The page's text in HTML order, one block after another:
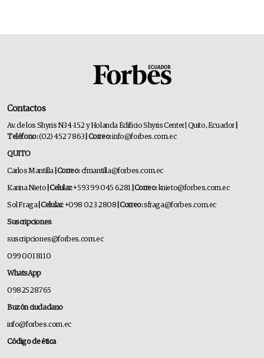
Contactos
Av. de los Shyris N34-152 y Holanda Edificio Shyris Center | Quito, Ecuador
Teléfono:(02) 452 7863 | Correo:info@forbes.com.ec
QUITO
Carlos Mantilla | Correo:cfmantilla@forbes.com.ec
Karina Nieto | Celular:+593 99 045 6281 | Correo:knieto@forbes.com.ec
Sol Fraga| Celular:+098 023 2808 | Correo:sfraga@forbes.com.ec
Suscripciones
suscripciones@forbes.com.ec
099 001 8110
WhatsApp
0982528765
Buzón ciudadano
info@forbes.com.ec
Código de ética